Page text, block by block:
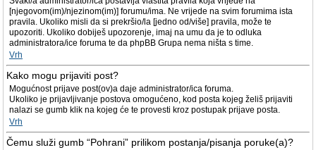
[njegovom(im)/njezinom(im)] forumu/ima. Ne vrijede na svim forumima ista
pravila. Ukoliko misli da si prekršio/la [jedno od/više] pravila, može te
upozoriti. Ukoliko dobiješ upozorenje, imaj na umu da je to odluka
administratora/ice foruma te da phpBB Grupa nema ništa s time.
Vrh
Kako mogu prijaviti post?
Mogućnost prijave post(ov)a daje administrator/ica foruma.
Ukoliko je prijavljivanje postova omogućeno, kod posta kojeg želiš prijaviti
nalazi se gumb klik na kojeg će te provesti kroz postupak prijave posta.
Vrh
Čemu služi gumb “Pohrani” prilikom postanja/pisanja poruke(a)?